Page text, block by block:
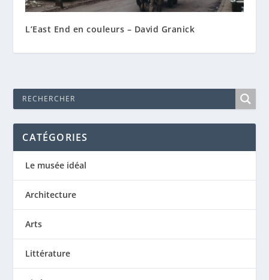
L’East End en couleurs – David Granick
CATÉGORIES
Le musée idéal
Architecture
Arts
Littérature